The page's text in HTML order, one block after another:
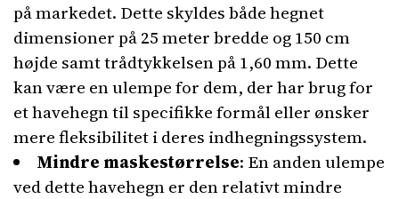
på markedet. Dette skyldes både hegnet
dimensioner på 25 meter bredde og 150 cm
højde samt trådtykkelsen på 1,60 mm. Dette
kan være en ulempe for dem, der har brug for
et havehegn til specifikke formål eller ønsker
mere fleksibilitet i deres indhegningssystem.
Mindre maskestørrelse: En anden ulempe
ved dette havehegn er den relativt mindre